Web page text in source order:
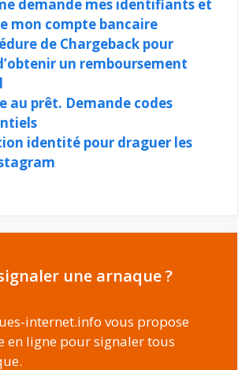
demande mes identifiants et
mon compte bancaire
de Chargeback pour
un remboursement
au prêt. Demande codes
identité pour draguer les
une arnaque ?
internet.info vous propose
en ligne pour signaler tous